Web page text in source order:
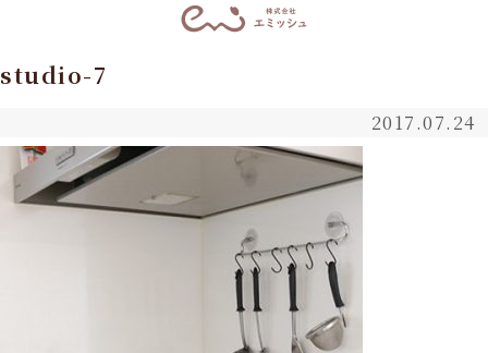
studio-7
2017.07.24